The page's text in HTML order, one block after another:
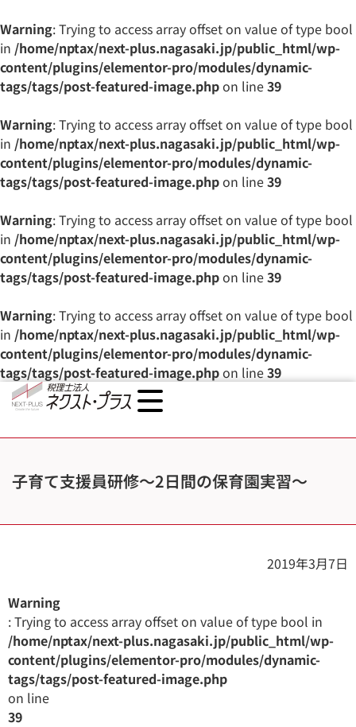
Warning: Trying to access array offset on value of type bool
in /home/nptax/next-plus.nagasaki.jp/public_html/wp-
content/plugins/elementor-pro/modules/dynamic-
tags/tags/post-featured-image.phpon line39
Warning: Trying to access array offset on value of type bool
in /home/nptax/next-plus.nagasaki.jp/public_html/wp-
content/plugins/elementor-pro/modules/dynamic-
tags/tags/post-featured-image.phpon line39
Warning: Trying to access array offset on value of type bool
in /home/nptax/next-plus.nagasaki.jp/public_html/wp-
content/plugins/elementor-pro/modules/dynamic-
tags/tags/post-featured-image.phpon line39
Warning: Trying to access array offset on value of type bool
in /home/nptax/next-plus.nagasaki.jp/public_html/wp-
content/plugins/elementor-pro/modules/dynamic-
tags/tags/post-featured-image.phpon line39
子育て支援員研修〜2日間の保育園実習〜
2019年3月7日
Warning
: Trying to access array offset on value of type bool in
/home/nptax/next-plus.nagasaki.jp/public_html/wp-
content/plugins/elementor-pro/modules/dynamic-
tags/tags/post-featured-image.php
on line
39